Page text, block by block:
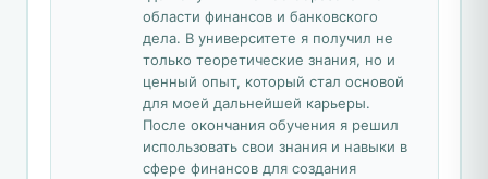
области финансов и банковского
дела. В университете я получил не
только теоретические знания, но и
ценный опыт, который стал основой
для моей дальнейшей карьеры.
После окончания обучения я решил
использовать свои знания и навыки в
сфере финансов для создания